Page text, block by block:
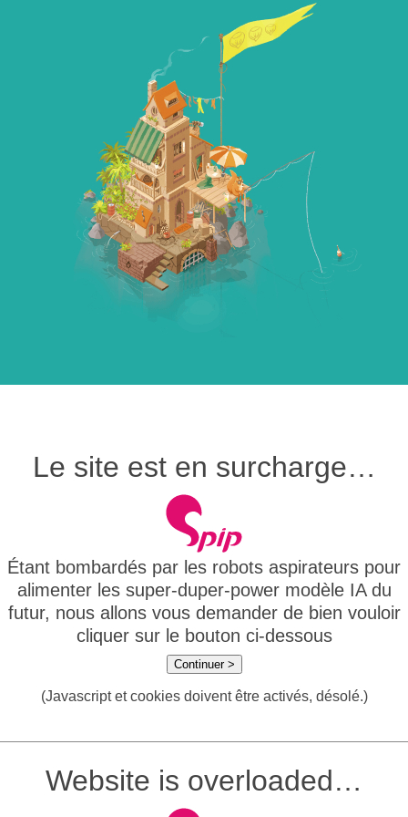
Le site est en surcharge…
Étant bombardés par les robots aspirateurs pour
alimenter les super-duper-power modèle IA du
futur, nous allons vous demander de bien vouloir
cliquer sur le bouton ci-dessous
Continuer >
(Javascript et cookies doivent être activés, désolé.)
Website is overloaded…